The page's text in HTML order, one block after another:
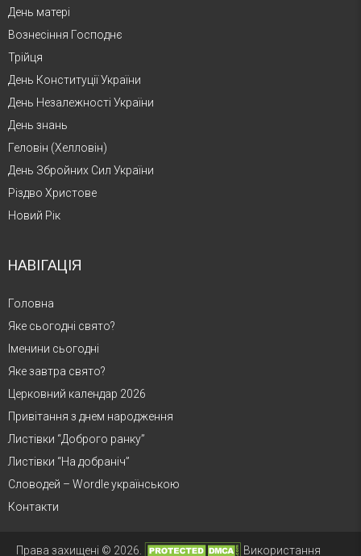
День матері
Вознесіння Господнє
Трійця
День Конституції України
День Незалежності України
День знань
Геловін (Хелловін)
День Збройних Сил України
Різдво Христове
Новий Рік
НАВІГАЦІЯ
Головна
Яке сьогодні свято?
Іменини сьогодні
Яке завтра свято?
Церковний календар 2026
Привітання з днем народження
Листівки “Доброго ранку”
Листівки “На добраніч”
Словодей – Wordle українською
Контакти
Права захищені © 2026. Використання